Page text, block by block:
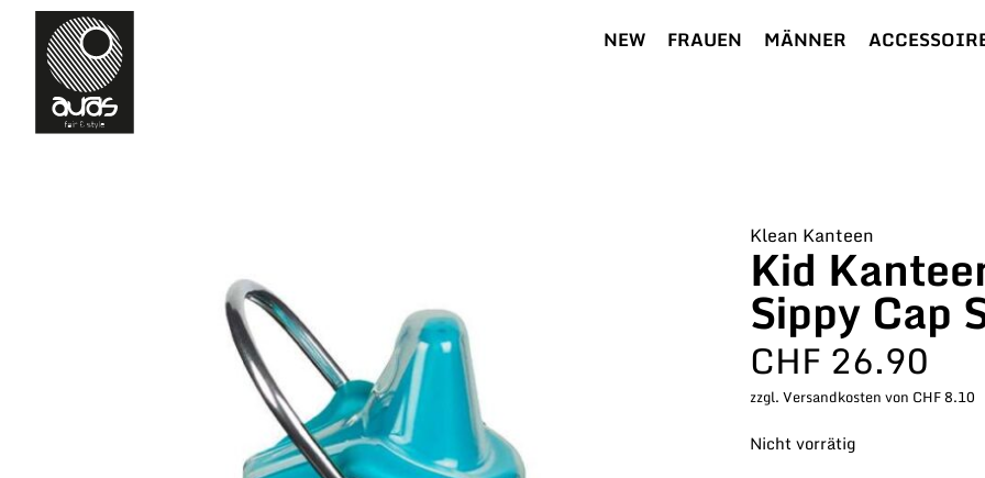
NEW FRAUEN MÄNNER
Klean Kanteen
Kid
Sippy Cap
CHF 26.90
zzgl. Versandkosten von CHF 8.10
Nicht vorrätig